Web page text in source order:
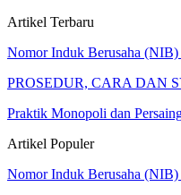
Artikel Terbaru
Nomor Induk Berusaha
PROSEDUR, CARA DAN
Praktik Monopoli dan
Artikel Populer
Nomor Induk Berusaha